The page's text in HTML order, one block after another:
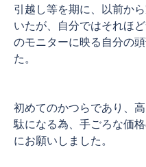
引越し等を期に、以前か
いたが、自分ではそれほ
のモニターに映る自分の
た。
初めてのかつらであり、
駄になる為、手ごろな価
にお願いしました。